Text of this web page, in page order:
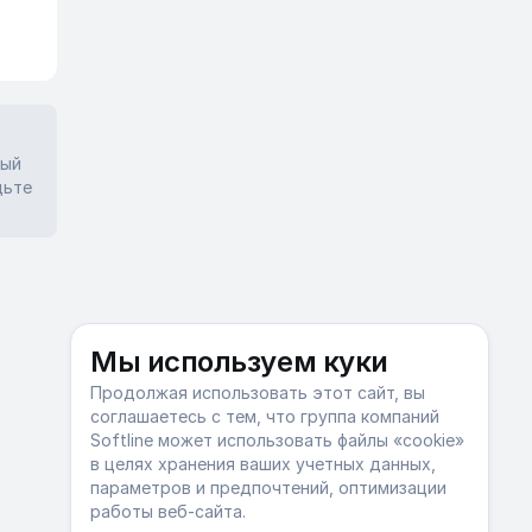
Мы используем куки
Продолжая использовать этот сайт, вы
соглашаетесь с тем, что группа компаний
Softline может использовать файлы «cookie»
в целях хранения ваших учетных данных,
параметров и предпочтений, оптимизации
работы веб-сайта.